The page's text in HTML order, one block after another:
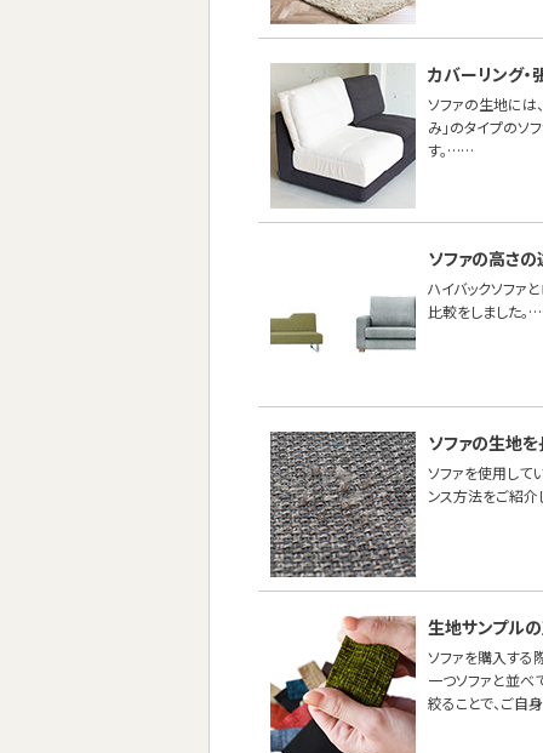
カバーリング
ソファの生地には
み」のタイプのソ
す。……
ソファの高さ
ハイバックソファ
比較をしました。
ソファの生地を
ソファを使用して
ンス方法をご紹
生地サンプル
ソファを購入する
一つソファと並
絞ることで、ご自